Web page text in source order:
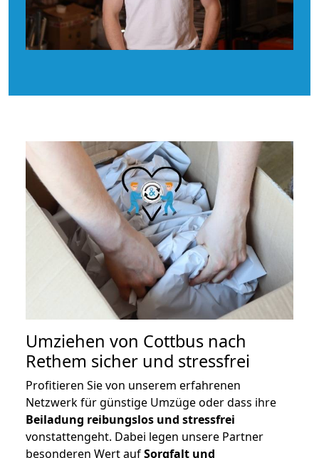
Umziehen von Cottbus nach
Rethem sicher und stressfrei
Profitieren Sie von unserem erfahrenen
Netzwerk für günstige Umzüge oder dass ihre
Beiladung reibungslos und stressfrei
vonstattengeht. Dabei legen unsere Partner
besonderen Wert aufSorgfalt und